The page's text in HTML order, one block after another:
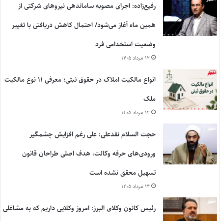
رفیع‌زاده: اجرای مصوبه ساماندهی نیروهای شرکتی از
همین ماه آغاز می‌شود/ احتمال کاهش دریافتی با تغییر
وضعیت استخدامی فرد
۱۲ مرداد ۱۴۰۵
انواع مالکیت املاک در حقوق ثبتی؛ معرفی ۱۱ نوع مالکیت
ملک
۱۲ مرداد ۱۴۰۵
حجت السلام نقدعلی: علی رغم افزایش چشمگیر
ورودی‌های حرفه وکالت، هدف اصلی طراحان قانون
تسهیل محقق نشده است
۱۴ مرداد ۱۴۰۵
رئیس کانون وکلای البرز: امروز وکلایی داریم که به مشاغلی